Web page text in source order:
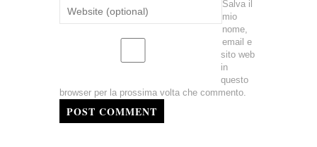
Salva il
mio
nome,
email e
sito web
in
questo
browser per la prossima volta che commento.
POST COMMENT